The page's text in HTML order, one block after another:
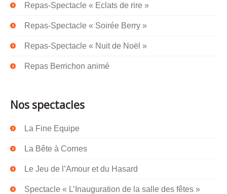
Repas-Spectacle « Eclats de rire »
Repas-Spectacle « Soirée Berry »
Repas-Spectacle « Nuit de Noël »
Repas Berrichon animé
Nos spectacles
La Fine Equipe
La Bête à Cornes
Le Jeu de l’Amour et du Hasard
Spectacle « L’Inauguration de la salle des fêtes »